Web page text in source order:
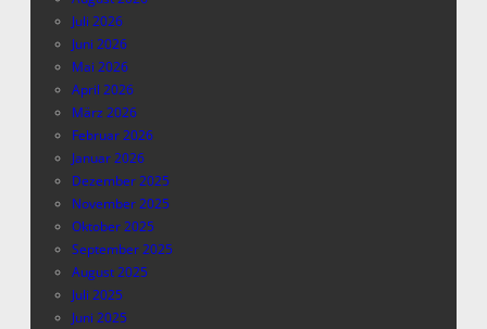
Juli 2026
Juni 2026
Mai 2026
April 2026
März 2026
Februar 2026
Januar 2026
Dezember 2025
November 2025
Oktober 2025
September 2025
August 2025
Juli 2025
Juni 2025